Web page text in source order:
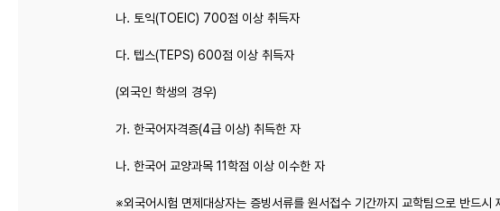
나. 토익(TOEIC) 700점 이상 취득자
다. 텝스(TEPS) 600점 이상 취득자
(외국인 학생의 경우)
가. 한국어자격증(4급 이상) 취득한 자
나. 한국어 교양과목 11학점 이상 이수한 자
※외국어시험 면제대상자는 증빙서류를 원서접수 기간까지 교학팀으로 반드시